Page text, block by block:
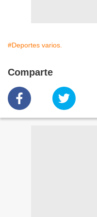
#Deportes varios.
Comparte